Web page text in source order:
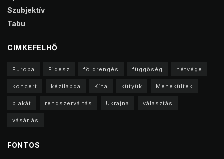
Szubjektív
Tabu
CIMKEFELHŐ
Europa Fidesz földrengés függőség hétvége
koncert kézilabda Kína kütyük Menekültek
plakát rendszerváltás Ukrajna választás
vásárlás
FONTOS